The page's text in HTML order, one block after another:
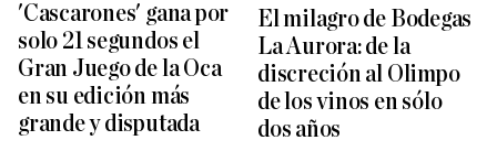
'Cascarones' gana por
solo 21 segundos el
Gran Juego de la Oca
en su edición más
grande y disputada
El milagro de Bodegas
La Aurora: de la
discreción al Olimpo
de los vinos en sólo
dos años